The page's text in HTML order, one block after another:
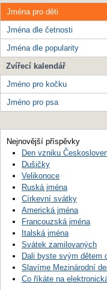
Jména pro děti
Jména dle četnosti
Jména dle popularity
Zvířecí kalendář
Jméno pro kočku
Jméno pro psa
Nejnovější příspěvky
Den vzniku
Dušičky
Velikonoce
Ruská jména
Církevní svátky
Americká jména
Francouzská jména
Italská jména
Svátek zamilovaných
Dali byste svým dětem
Slavíme Mezinárodní
Co říkáte na